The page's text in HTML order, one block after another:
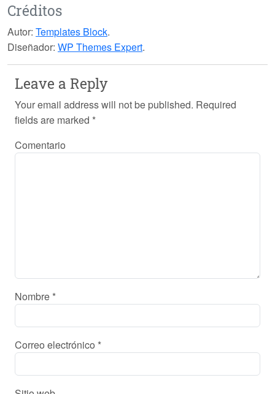
Créditos
Autor: Templates Block.
Diseñador: WP Themes Expert.
Leave a Reply
Your email address will not be published. Required
fields are marked *
Comentario
Nombre *
Correo electrónico *